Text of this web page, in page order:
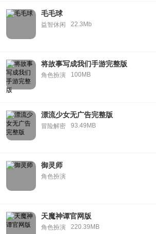
毛毛球
益智休闲 22.3Mb
将故事写成我们手游完整版
角色扮演 100MB
漂流少女无广告完整版
冒险解密 93.49MB
御灵师
角色扮演
天魔神谭官网版
角色扮演 220.39MB